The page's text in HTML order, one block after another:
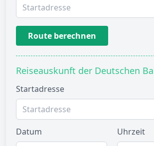
Route berechnen
Reiseauskunft der Deutschen
Startadresse
Datum Uhrzeit